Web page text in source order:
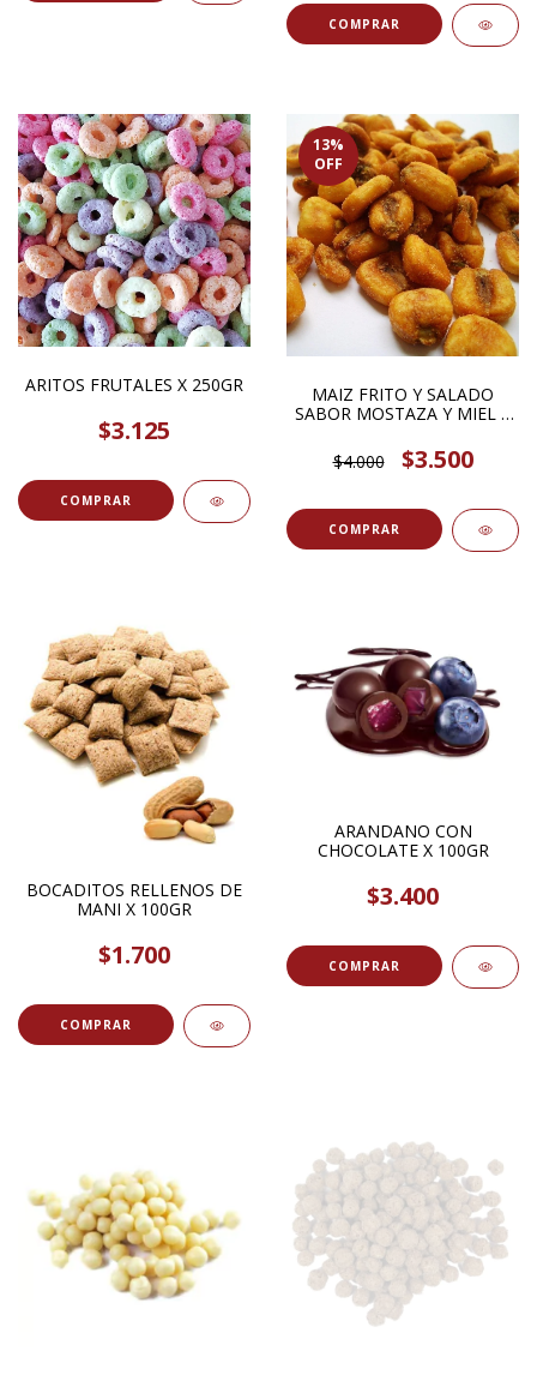
COMPRAR
ARITOS FRUTALES X 250GR
$3.125
COMPRAR
13%
OFF
MAIZ FRITO Y SALADO
SABOR MOSTAZA Y MIEL X
$4.000
$3.500
COMPRAR
BOCADITOS RELLENOS DE
MANI X 100GR
$1.700
COMPRAR
ARANDANO CON
CHOCOLATE X 100GR
$3.400